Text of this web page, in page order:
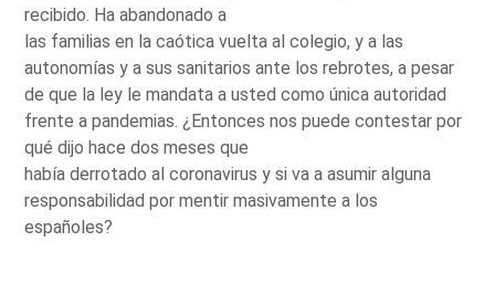
recibido. Ha abandonado a
las familias en la caótica vuelta al colegio, y a las
autonomías y a sus sanitarios ante los rebrotes, a pesar
de que la ley le mandata a usted como única autoridad
frente a pandemias. ¿Entonces nos puede contestar por
qué dijo hace dos meses que
había derrotado al coronavirus y si va a asumir alguna
responsabilidad por mentir masivamente a los
españoles?